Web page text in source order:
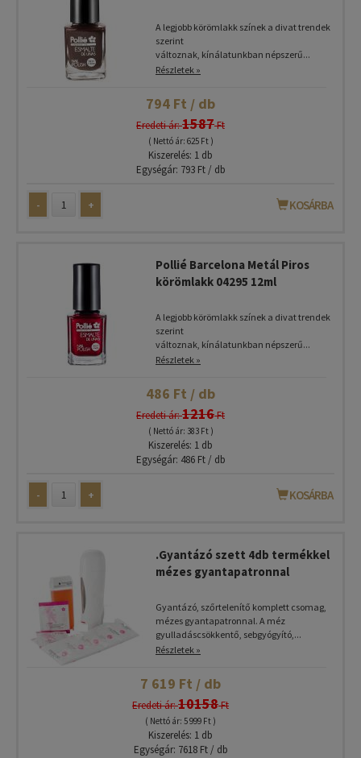
A legjobb körömlakk színek a divat trendek
szerint
változnak, kínálatunkban népszerű...
Részletek »
794 Ft / db
Eredeti ár:1587Ft
( Nettó ár: 625 Ft )
Kiszerelés: 1 db
Egységár: 793 Ft / db
- + KOSÁRBA
Pollié Barcelona Metál Piros
körömlakk 04295 12ml
A legjobb körömlakk színek a divat trendek
szerint
változnak, kínálatunkban népszerű...
Részletek »
486 Ft / db
Eredeti ár:1216Ft
( Nettó ár: 383 Ft )
Kiszerelés: 1 db
Egységár: 486 Ft / db
- + KOSÁRBA
.Gyantázó szett 4db termékkel
mézes gyantapatronnal
Gyantázó, szőrtelenítő komplett csomag,
mézes gyantapatronnal. A méz
gyulladáscsökkentő, sebgyógyító,...
Részletek »
7 619 Ft / db
Eredeti ár:10158Ft
( Nettó ár: 5 999 Ft )
Kiszerelés: 1 db
Egységár: 7618 Ft / db